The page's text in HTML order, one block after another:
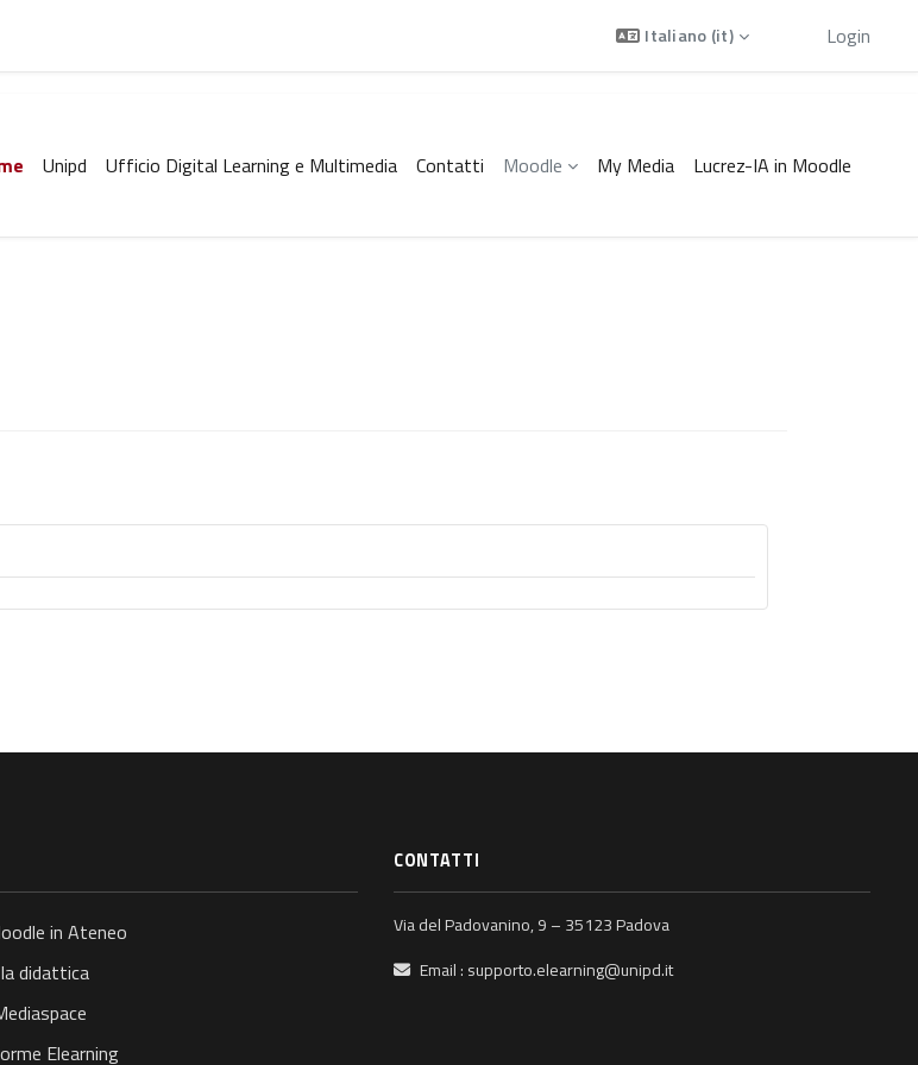
Italiano ‎(it)‎ Login
Unipd Ufficio Digital Learning e Multimedia Contatti Moodle My Media Lucrez-IA in Moodle
in Ateneo
didattica
Elearning
CONTATTI
Via del Padovanino, 9 – 35123 Padova
Email : supporto.elearning@unipd.it